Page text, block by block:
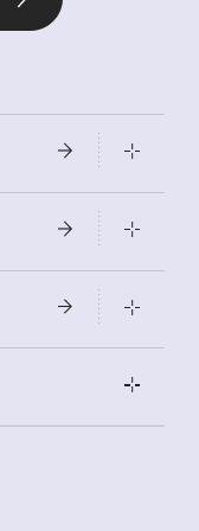
テリア
いリンネル旅ガイ